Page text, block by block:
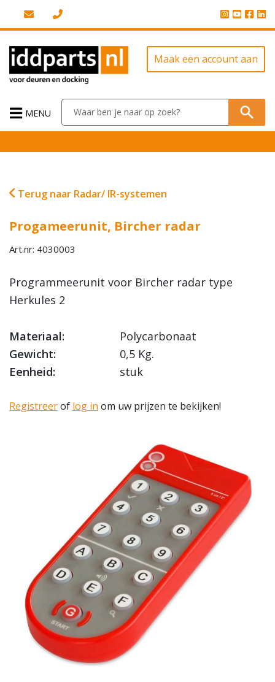
Maak een account aan
MENU
Terug naar Radar/ IR-systemen
Progameerunit, Bircher radar
Art.nr: 4030003
Programmeerunit voor Bircher radar type
Herkules 2
Materiaal:
Polycarbonaat
Gewicht:
0,5 Kg.
Eenheid:
stuk
Registreerof log in om uw prijzen te bekijken!